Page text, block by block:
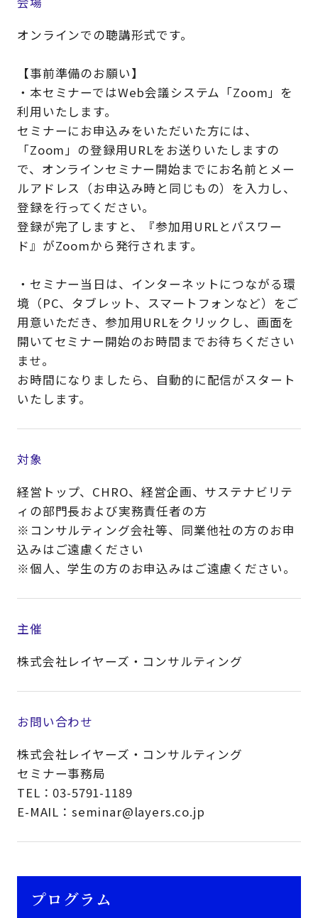
オンラインでの聴講形式です。
【事前準備のお願い】
・本セミナーではWeb会議システム「Zoom」を
利用いたします。
セミナーにお申込みをいただいた方には、
「Zoom」の登録用URLをお送りいたしますの
で、オンラインセミナー開始までにお名前とメー
ルアドレス（お申込み時と同じもの）を入力し、
登録を行ってください。
登録が完了しますと、『参加用URLとパスワー
ド』がZoomから発行されます。
・セミナー当日は、インターネットにつながる環
境（PC、タブレット、スマートフォンなど）をご
用意いただき、参加用URLをクリックし、画面を
開いてセミナー開始のお時間までお待ちください
ませ。
お時間になりましたら、自動的に配信がスタート
いたします。
対象
経営トップ、CHRO、経営企画、サステナビリテ
ィの部門長および実務責任者の方
※コンサルティング会社等、同業他社の方のお申
込みはご遠慮ください
※個人、学生の方のお申込みはご遠慮ください。​
主催
株式会社レイヤーズ・コンサルティング
お問い合わせ
株式会社レイヤーズ・コンサルティング
セミナー事務局
TEL：03-5791-1189
E-MAIL：seminar@layers.co.jp
プログラム